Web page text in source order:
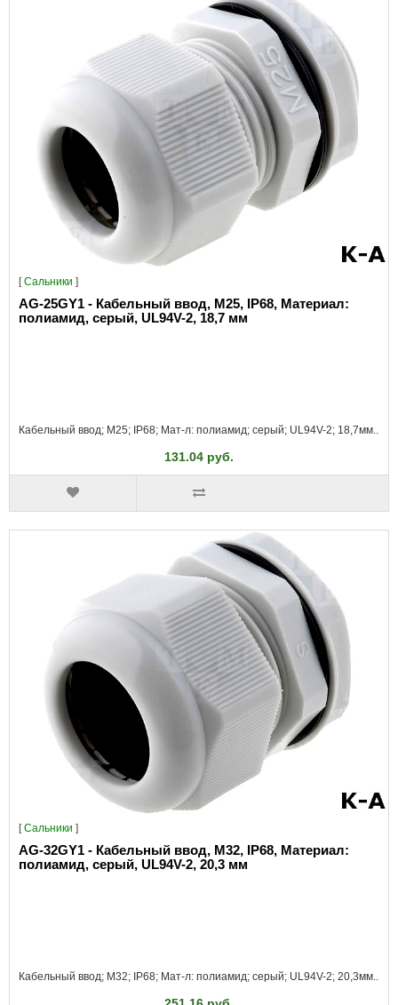
[Сальники ]
AG-25GY1 - Кабельный ввод, M25, IP68, Материал:
полиамид, серый, UL94V-2, 18,7 мм
Кабельный ввод; M25; IP68; Мат-л: полиамид; серый; UL94V-2; 18,7мм..
131.04 руб.
[Сальники ]
AG-32GY1 - Кабельный ввод, M32, IP68, Материал:
полиамид, серый, UL94V-2, 20,3 мм
Кабельный ввод; M32; IP68; Мат-л: полиамид; серый; UL94V-2; 20,3мм..